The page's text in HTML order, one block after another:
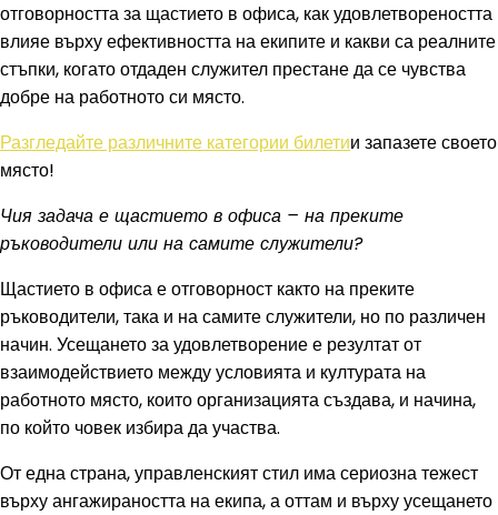
отговорността за щастието в офиса, как удовлетвореността
влияе върху ефективността на екипите и какви са реалните
стъпки, когато отдаден служител престане да се чувства
добре на работното си място.
Разгледайте различните категории билетии запазете своето
място!
Чия задача е щастието в офиса – на преките
ръководители или на самите служители?
Щастието в офиса е отговорност както на преките
ръководители, така и на самите служители, но по различен
начин. Усещането за удовлетворение е резултат от
взаимодействието между условията и културата на
работното място, които организацията създава, и начина,
по който човек избира да участва.
От една страна, управленският стил има сериозна тежест
върху ангажираността на екипа, а оттам и върху усещането